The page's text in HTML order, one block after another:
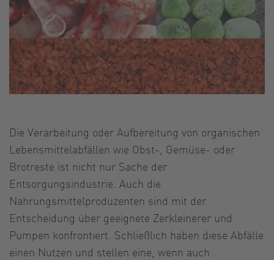
Die Verarbeitung oder Aufbereitung von organischen
Lebensmittelabfällen wie Obst-, Gemüse- oder
Brotreste ist nicht nur Sache der
Entsorgungsindustrie. Auch die
Nahrungsmittelproduzenten sind mit der
Entscheidung über geeignete Zerkleinerer und
Pumpen konfrontiert. Schließlich haben diese Abfälle
einen Nutzen und stellen eine, wenn auch